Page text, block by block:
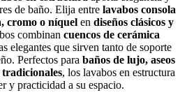
de baño. Elija entre lavabos consola
cromo o níquelen diseños clásicos y
combinan cuencos de cerámica
elegantes que sirven tanto de soporte
Perfectos para baños de lujo, aseos
, los lavabos en estructura
y practicidad a su espacio.